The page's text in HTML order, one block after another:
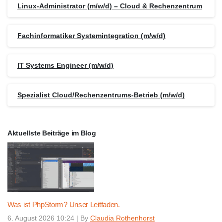
Linux-Administrator (m/w/d) – Cloud & Rechenzentrum
Fachinformatiker Systemintegration (m/w/d)
IT Systems Engineer (m/w/d)
Spezialist Cloud/Rechenzentrums-Betrieb (m/w/d)
Aktuellste Beiträge im Blog
Was ist PhpStorm? Unser Leitfaden.
6. August 2026 10:24 | By Claudia Rothenhorst